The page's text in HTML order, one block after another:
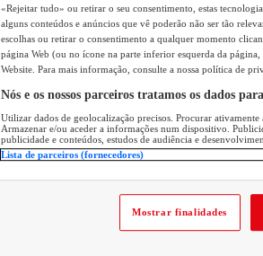
«Rejeitar tudo» ou retirar o seu consentimento, estas
alguns conteúdos e anúncios que vê poderão não ser tão
escolhas ou retirar o consentimento a qualquer momento
página Web (ou no ícone na parte inferior esquerda da página,
Website. Para mais informação, consulte a nossa política de
Nós e os nossos parceiros tratamos os dados
Utilizar dados de geolocalização precisos. Procurar
Armazenar e/ou aceder a informações num dispositivo.
publicidade e conteúdos, estudos de audiência e
Lista de parceiros (fornecedores)
Mostrar finalidades